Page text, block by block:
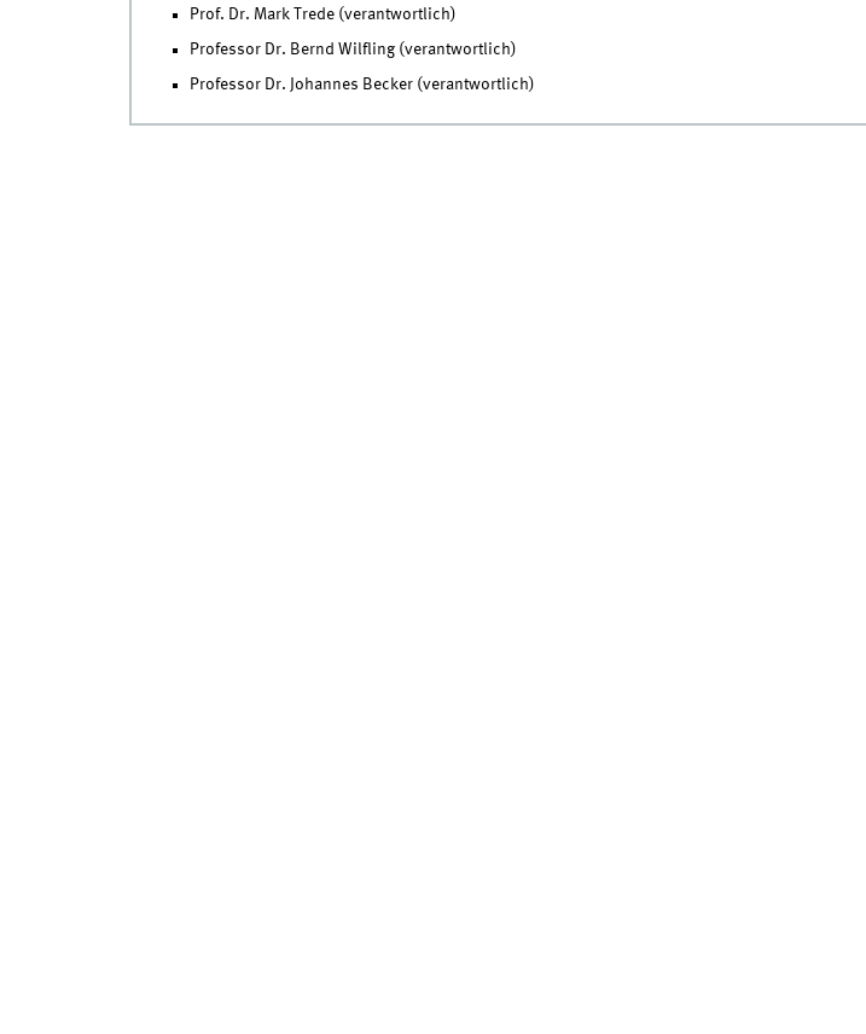
Prof. Dr. Mark Trede (verantwortlich)
Professor Dr. Bernd Wilfling (verantwortlich)
Professor Dr. Johannes Becker (verantwortlich)